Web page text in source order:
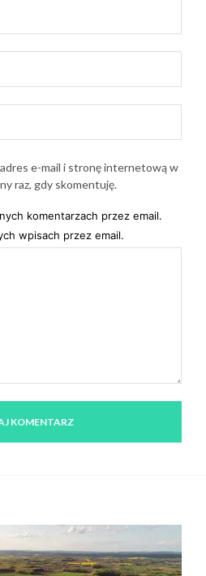
e-mail i stronę internetową w
raz, gdy skomentuję.
komentarzach przez email.
wpisach przez email.